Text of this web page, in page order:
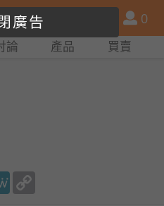
尋
產
品
比
會
員
0
論 產品 買賣
MeWe
廣告